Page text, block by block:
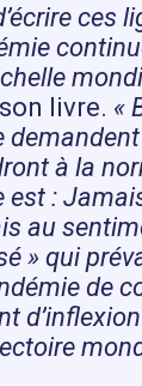
ces
livre. «
à la
est :
au
» qui
de